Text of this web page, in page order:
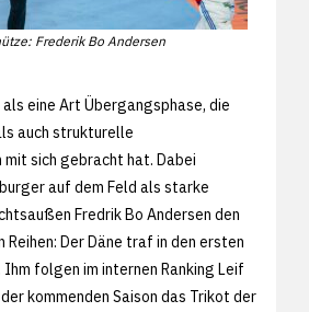
Frederik Bo Andersen
eine Art Übergangsphase, die
auch strukturelle
sich gebracht hat. Dabei
auf dem Feld als starke
Fredrik Bo Andersen den
Reihen: Der Däne traf in den ersten
Ihm folgen im internen Ranking Leif
kommenden Saison das Trikot der